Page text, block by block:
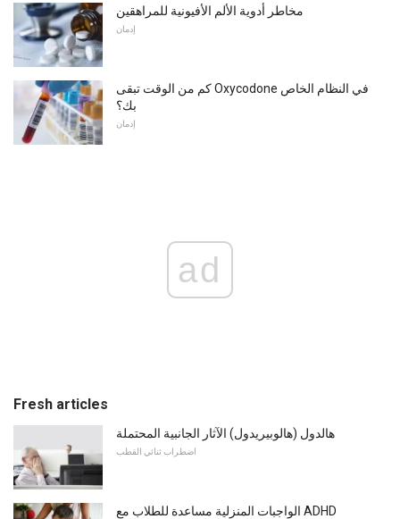
مخاطر أدوية الألم الأفيونية للمراهقين
إدمان
كم من الوقت تبقى Oxycodone في النظام الخاص
بك؟
إدمان
ad
Fresh articles
هالدول (هالوبيريدول) الآثار الجانبية المحتملة
اضطراب ثنائي القطب
الواجبات المنزلية مساعدة للطلاب مع ADHD